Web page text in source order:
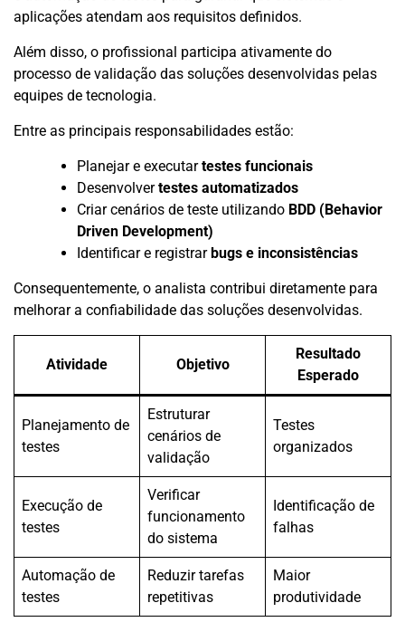
aplicações atendam aos requisitos definidos.
Além disso, o profissional participa ativamente do
processo de validação das soluções desenvolvidas pelas
equipes de tecnologia.
Entre as principais responsabilidades estão:
Planejar e executartestes funcionais
Desenvolvertestes automatizados
Criar cenários de teste utilizando BDD (Behavior
Driven Development)
Identificar e registrarbugs e inconsistências
Consequentemente, o analista contribui diretamente para
melhorar a confiabilidade das soluções desenvolvidas.
Atividade Objetivo
Resultado
Esperado
Planejamento de
testes
Estruturar
cenários de
validação
Testes
organizados
Execução de
testes
Verificar
funcionamento
do sistema
Identificação de
falhas
Automação de
testes
Reduzir tarefas
repetitivas
Maior
produtividade